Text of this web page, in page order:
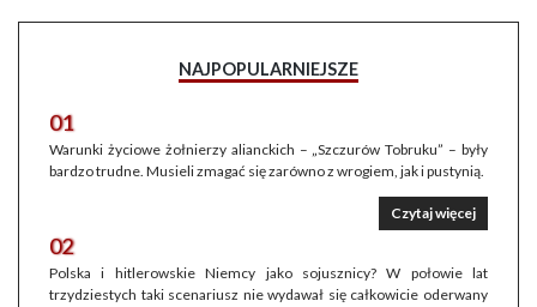
NAJPOPULARNIEJSZE
01
Warunki życiowe żołnierzy alianckich – „Szczurów Tobruku” – były
bardzo trudne. Musieli zmagać się zarówno z wrogiem, jak i pustynią.
Czytaj więcej
02
Polska i hitlerowskie Niemcy jako sojusznicy? W połowie lat
trzydziestych taki scenariusz nie wydawał się całkowicie oderwany